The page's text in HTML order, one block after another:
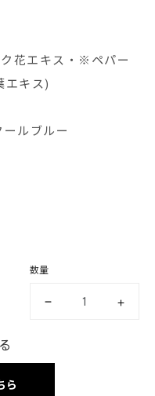
花エキス・※ペパー
エキス)
ルブルー
数量
ら